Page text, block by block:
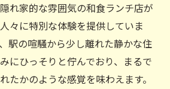
にこだわる枚方市駅の和食店
を贅沢に使った絶品和食
感じる四季折々の味わい
堪能できる贅沢なランチコース
れ家的な雰囲気の和食ランチ店が
々に特別な体験を提供していま
駅の喧騒から少し離れた静かな住
にひっそりと佇んでおり、まるで
たかのような感覚を味わえます。